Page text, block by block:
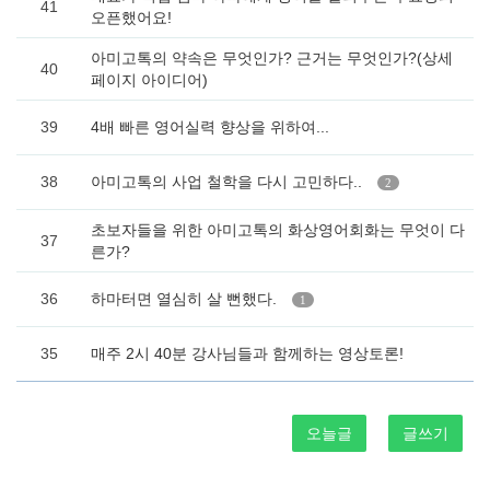
41
오픈했어요!
40
아미고톡의 약속은 무엇인가? 근거는 무엇인가?(상세
페이지 아이디어)
39 4배 빠른 영어실력 향상을 위하여...
38 아미고톡의 사업 철학을 다시 고민하다.. 2
37
초보자들을 위한 아미고톡의 화상영어회화는 무엇이 다
른가?
36 하마터면 열심히 살 뻔했다. 1
35 매주 2시 40분 강사님들과 함께하는 영상토론!
오늘글 글쓰기